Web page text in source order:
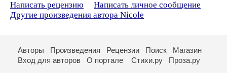
Написать рецензию
Написать личное сообщение
Другие произведения автора Nicole
Авторы Произведения Рецензии Поиск
Магазин
Вход для авторов
О портале Стихи.ру Проза.ру